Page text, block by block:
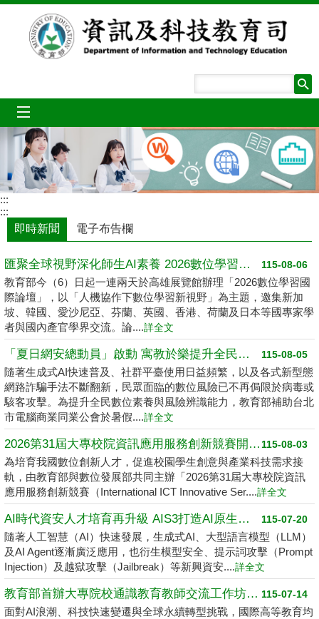
跳到主要內容區塊
:::
:::
即時新聞
電子布告欄
115-08-06
匯聚全球視野深化師生AI素養 2026數位學習國際論壇高雄登場
教育部今（6）日起一連兩天於高雄展覽館辦理「2026數位學習國
際論壇」，以「人機協作下數位學習新視野」為主題，邀集新加
坡、韓國、愛沙尼亞、芬蘭、英國、香港、荷蘭及日本等國專家學
者與國內產官學界交流。論....詳全文
115-08-05
「夏日網安總動員」啟動 寓教於樂提升全民數位素養
隨著生成式AI快速普及、社群平臺使用日益頻繁，以及各式新型態
網路詐騙手法不斷翻新，民眾面臨的數位風險已不再侷限於病毒或
駭客攻擊。為提升全民數位素養與風險辨識能力，教育部補助台北
市電腦商業同業公會於暑假....詳全文
115-08-03
2026第31屆大專校院資訊應用服務創新競賽開跑了 請高中職以上學生踴躍報名
為培育我國數位創新人才，促進校園學生創意與產業科技需求接
軌，由教育部與數位發展部共同主辦「2026第31屆大專校院資訊
應用服務創新競賽（International ICT Innovative Ser....詳全文
115-07-20
AI時代資安人才培育再升級 AIS3打造AI原生資安學習環境
隨著人工智慧（AI）快速發展，生成式AI、大型語言模型（LLM）
及AI Agent逐漸廣泛應用，也衍生模型安全、提示詞攻擊（Prompt
Injection）及越獄攻擊（Jailbreak）等新興資安....詳全文
115-07-14
教育部首辦大專院校通識教育教師交流工作坊 邁向2050共創未來永續大學
面對AI浪潮、科技快速變遷與全球永續轉型挑戰，國際高等教育均